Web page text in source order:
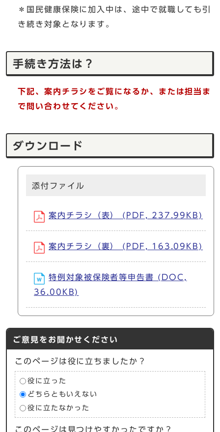
＊国民健康保険に加入中は、途中で就職しても引
き続き対象となります。
手続き方法は？
下記、案内チラシをご覧になるか、または担当ま
で問い合わせてください。
ダウンロード
添付ファイル
案内チラシ（表） (PDF, 237.99KB)
案内チラシ（裏） (PDF, 163.09KB)
特例対象被保険者等申告書 (DOC,
36.00KB)
ご意見をお聞かせください
このページは役に立ちましたか？
役に立った
どちらともいえない
役に立たなかった
このページは見つけやすかったですか？